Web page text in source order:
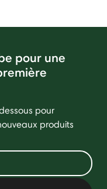
pour une
pour
produits